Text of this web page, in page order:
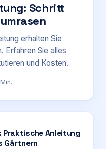
Schritt
erhalten Sie
Erfahren Sie alles
und Kosten.
Min.
Praktische Anleitung
Gärtnern